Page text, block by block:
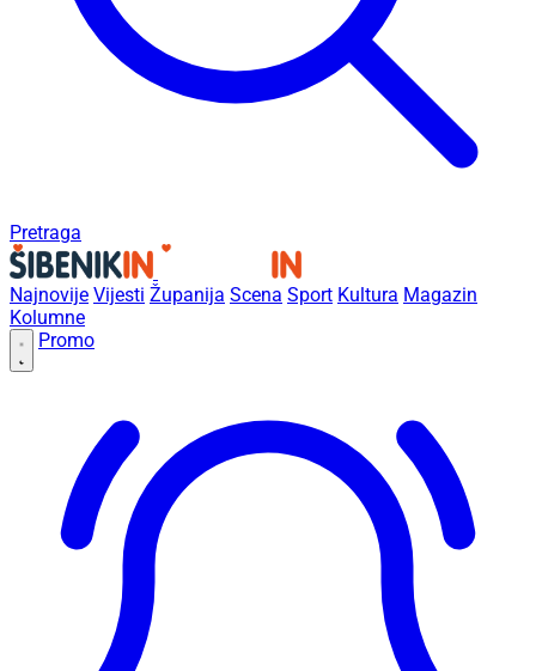
Pretraga
Najnovije Vijesti Županija Scena Sport Kultura Magazin
Kolumne
Promo